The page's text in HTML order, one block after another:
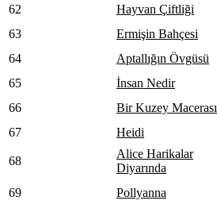
62
Hayvan Çiftliği
63
Ermişin Bahçesi
64
Aptallığın Övgüsü
65
İnsan Nedir
66
Bir Kuzey Macerası
67
Heidi
68
Alice Harikalar
Diyarında
69 Pollyanna